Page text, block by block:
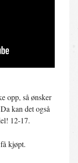
opp, så ønsker
kan det også
12-17.
kjøpt.